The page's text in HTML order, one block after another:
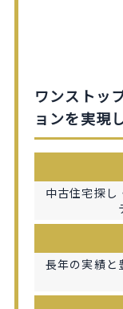
ワンストッ
ョンを実現
中古住宅探し
長年の実績と